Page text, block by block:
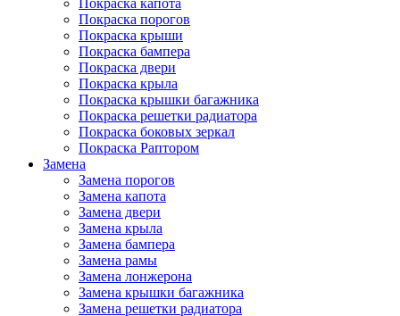
Покраска капота
Покраска порогов
Покраска крыши
Покраска бампера
Покраска двери
Покраска крыла
Покраска крышки багажника
Покраска решетки радиатора
Покраска боковых зеркал
Покраска Раптором
Замена
Замена порогов
Замена капота
Замена двери
Замена крыла
Замена бампера
Замена рамы
Замена лонжерона
Замена крышки багажника
Замена решетки радиатора